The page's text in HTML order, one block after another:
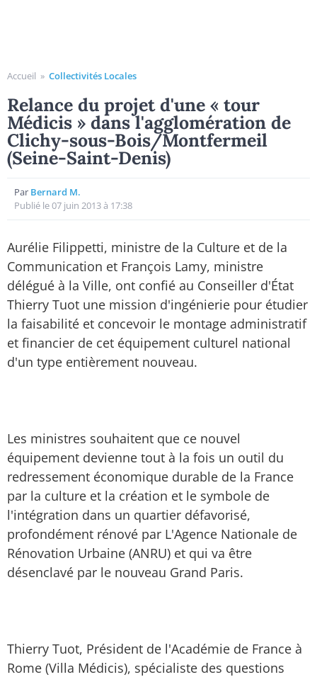
Accueil » Collectivités Locales
Relance du projet d'une « tour
Médicis » dans l'agglomération de
Clichy-sous-Bois/Montfermeil
(Seine-Saint-Denis)
Par Bernard M.
Publié le 07 juin 2013 à 17:38
Aurélie Filippetti, ministre de la Culture et de la
Communication et François Lamy, ministre
délégué à la Ville, ont confié au Conseiller d'État
Thierry Tuot une mission d'ingénierie pour étudier
la faisabilité et concevoir le montage administratif
et financier de cet équipement culturel national
d'un type entièrement nouveau.
Les ministres souhaitent que ce nouvel
équipement devienne tout à la fois un outil du
redressement économique durable de la France
par la culture et la création et le symbole de
l'intégration dans un quartier défavorisé,
profondément rénové par L'Agence Nationale de
Rénovation Urbaine (ANRU) et qui va être
désenclavé par le nouveau Grand Paris.
Thierry Tuot, Président de l'Académie de France à
Rome (Villa Médicis), spécialiste des questions